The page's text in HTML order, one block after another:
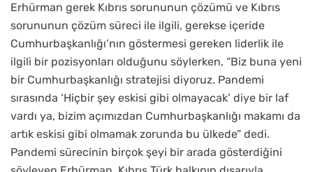
Erhürman gerek Kıbrıs sorununun çözümü ve Kıbrıs
sorununun çözüm süreci ile ilgili, gerekse içeride
Cumhurbaşkanlığı’nın göstermesi gereken liderlik ile
ilgili bir pozisyonları olduğunu söylerken, “Biz buna yeni
bir Cumhurbaşkanlığı stratejisi diyoruz. Pandemi
sırasında ‘Hiçbir şey eskisi gibi olmayacak’ diye bir laf
vardı ya, bizim açımızdan Cumhurbaşkanlığı makamı da
artık eskisi gibi olmamak zorunda bu ülkede” dedi.
Pandemi sürecinin birçok şeyi bir arada gösterdiğini